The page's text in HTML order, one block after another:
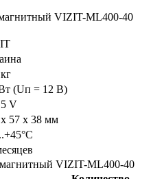
VIZIT-ML400-40
(Uп = 12 В)
V
57 х 38 мм
VIZIT-ML400-40